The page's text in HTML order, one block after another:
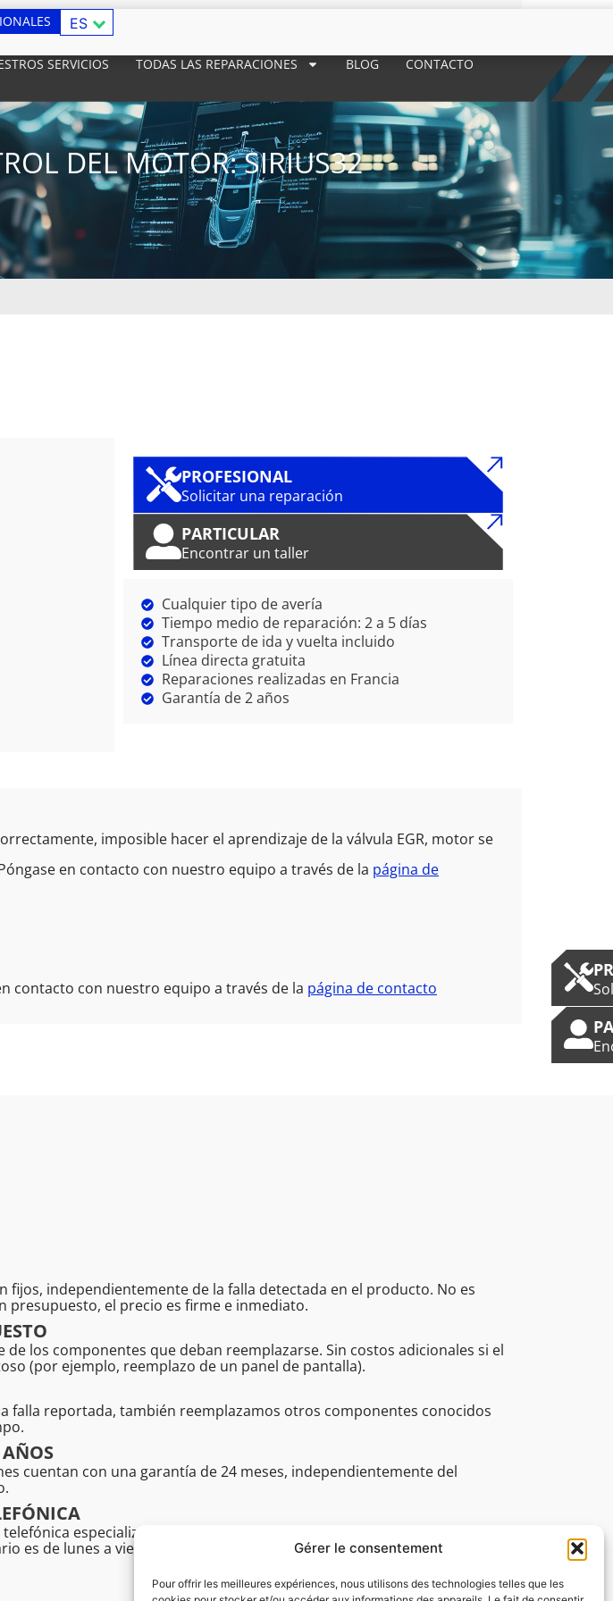
Gérer le consentement
Pour offrir les meilleures expériences, nous utilisons des technologies telles que les
ES
SERVICIOS TODAS LAS REPARACIONES BLOG CONTACTO
DEL MOTOR: SIRIUS32
PROFESIONAL
Solicitar una reparación
PARTICULAR
Encontrar un taller
Cualquier tipo de avería
Tiempo medio de reparación: 2 a 5 días
Transporte de ida y vuelta incluido
Línea directa gratuita
Reparaciones realizadas en Francia
Garantía de 2 años
imposible hacer el aprendizaje de la válvula EGR, motor se
en contacto con nuestro equipo a través de la página de
contacto con nuestro equipo a través de la página de contacto
fijos, independientemente de la falla detectada en el producto. No es
presupuesto, el precio es firme e inmediato.
los componentes que deban reemplazarse. Sin costos adicionales si el
(por ejemplo, reemplazo de un panel de pantalla).
falla reportada, también reemplazamos otros componentes conocidos
cuentan con una garantía de 24 meses, independientemente del
especializada para profesionales (incluye el plazo, la asistencia
es de lunes a viernes de 08:30 a 16:45.